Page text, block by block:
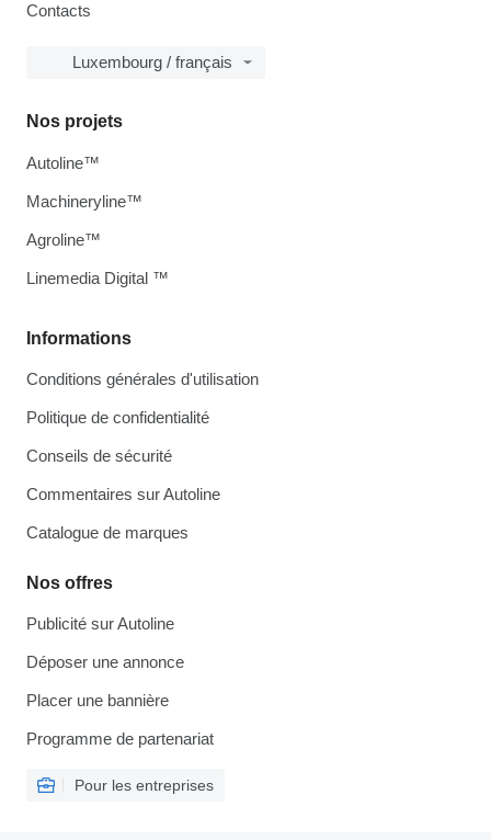
Contacts
Luxembourg / français
Informations
Conditions générales d'utilisation
Politique de confidentialité
Conseils de sécurité
Commentaires sur Autoline
Catalogue de marques
Nos offres
Publicité sur Autoline
Déposer une annonce
Placer une bannière
Programme de partenariat
Pour les entreprises
Nos projets
Autoline™
Machineryline™
Agroline™
Linemedia Digital ™